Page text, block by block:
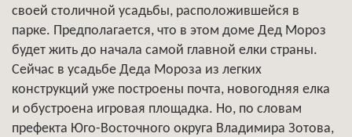
своей столичной усадьбы, расположившейся в
парке. Предполагается, что в этом доме Дед Мороз
будет жить до начала самой главной елки страны.
Сейчас в усадьбе Деда Мороза из легких
конструкций уже построены почта, новогодняя елка
и обустроена игровая площадка. Но, по словам
префекта Юго-Восточного округа Владимира Зотова,